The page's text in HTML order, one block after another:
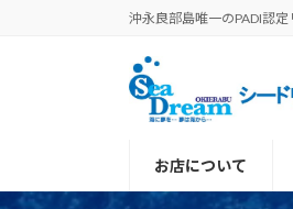
キ
に
沖永良部島唯一のPADI認
お店について